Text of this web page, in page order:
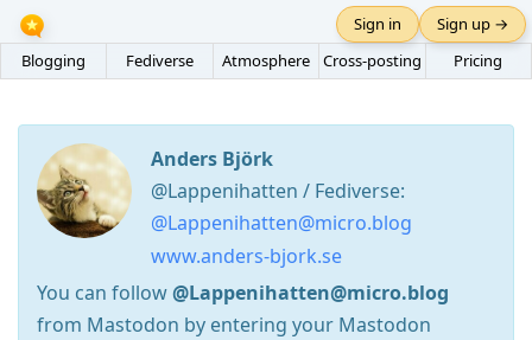
Blogging Fediverse Atmosphere Cross-posting Pricing
Sign in Sign up →
Anders Björk
@Lappenihatten / Fediverse:
@Lappenihatten@micro.blog
www.anders-bjork.se
You can follow@Lappenihatten@micro.blog
from Mastodon by entering your Mastodon